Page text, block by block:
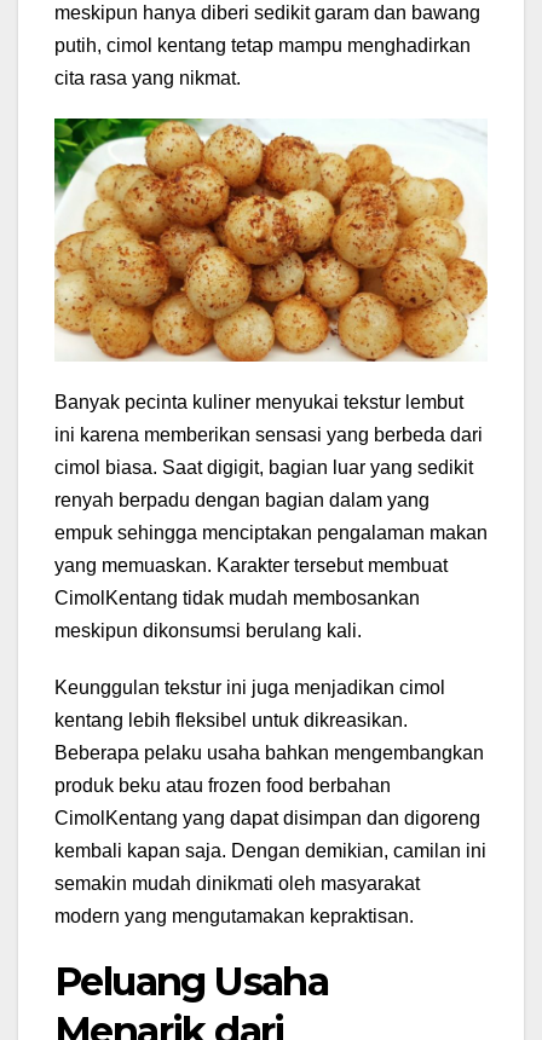
meskipun hanya diberi sedikit garam dan bawang
putih, cimol kentang tetap mampu menghadirkan
cita rasa yang nikmat.
Banyak pecinta kuliner menyukai tekstur lembut
ini karena memberikan sensasi yang berbeda dari
cimol biasa. Saat digigit, bagian luar yang sedikit
renyah berpadu dengan bagian dalam yang
empuk sehingga menciptakan pengalaman makan
yang memuaskan. Karakter tersebut membuat
CimolKentang tidak mudah membosankan
meskipun dikonsumsi berulang kali.
Keunggulan tekstur ini juga menjadikan cimol
kentang lebih fleksibel untuk dikreasikan.
Beberapa pelaku usaha bahkan mengembangkan
produk beku atau frozen food berbahan
CimolKentang yang dapat disimpan dan digoreng
kembali kapan saja. Dengan demikian, camilan ini
semakin mudah dinikmati oleh masyarakat
modern yang mengutamakan kepraktisan.
Peluang Usaha